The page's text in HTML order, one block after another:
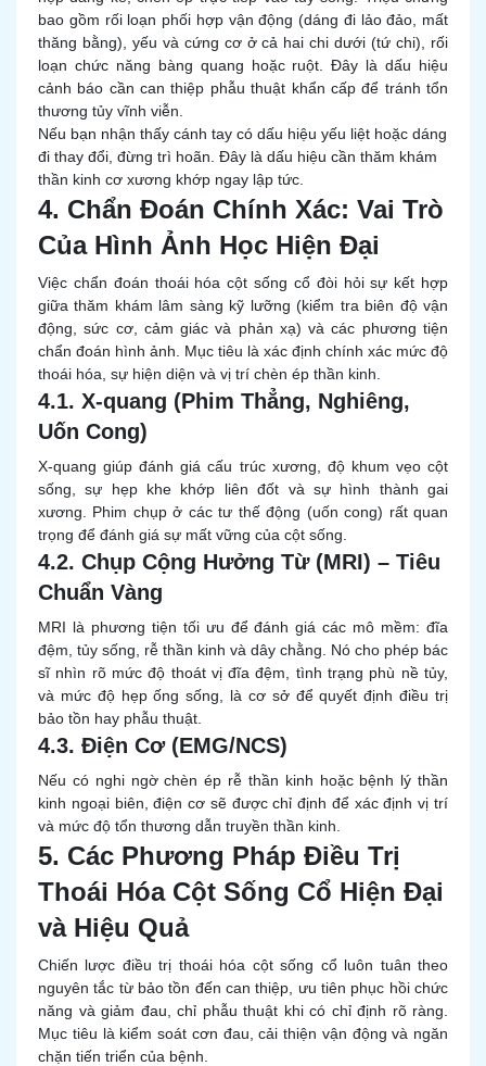
bao gồm rối loạn phối hợp vận động (dáng đi lảo đảo, mất
thăng bằng), yếu và cứng cơ ở cả hai chi dưới (tứ chi), rối
loạn chức năng bàng quang hoặc ruột. Đây là dấu hiệu
cảnh báo cần can thiệp phẫu thuật khẩn cấp để tránh tổn
thương tủy vĩnh viễn.
Nếu bạn nhận thấy cánh tay có dấu hiệu yếu liệt hoặc dáng
đi thay đổi, đừng trì hoãn. Đây là dấu hiệu cần thăm khám
thần kinh cơ xương khớp ngay lập tức.
4. Chẩn Đoán Chính Xác: Vai Trò
Của Hình Ảnh Học Hiện Đại
Việc chẩn đoán thoái hóa cột sống cổ đòi hỏi sự kết hợp
giữa thăm khám lâm sàng kỹ lưỡng (kiểm tra biên độ vận
động, sức cơ, cảm giác và phản xạ) và các phương tiện
chẩn đoán hình ảnh. Mục tiêu là xác định chính xác mức độ
thoái hóa, sự hiện diện và vị trí chèn ép thần kinh.
4.1. X-quang (Phim Thẳng, Nghiêng,
Uốn Cong)
X-quang giúp đánh giá cấu trúc xương, độ khum vẹo cột
sống, sự hẹp khe khớp liên đốt và sự hình thành gai
xương. Phim chụp ở các tư thế động (uốn cong) rất quan
trọng để đánh giá sự mất vững của cột sống.
4.2. Chụp Cộng Hưởng Từ (MRI) – Tiêu
Chuẩn Vàng
MRI là phương tiện tối ưu để đánh giá các mô mềm: đĩa
đệm, tủy sống, rễ thần kinh và dây chằng. Nó cho phép bác
sĩ nhìn rõ mức độ thoát vị đĩa đệm, tình trạng phù nề tủy,
và mức độ hẹp ống sống, là cơ sở để quyết định điều trị
bảo tồn hay phẫu thuật.
4.3. Điện Cơ (EMG/NCS)
Nếu có nghi ngờ chèn ép rễ thần kinh hoặc bệnh lý thần
kinh ngoại biên, điện cơ sẽ được chỉ định để xác định vị trí
và mức độ tổn thương dẫn truyền thần kinh.
5. Các Phương Pháp Điều Trị
Thoái Hóa Cột Sống Cổ Hiện Đại
và Hiệu Quả
Chiến lược điều trị thoái hóa cột sống cổ luôn tuân theo
nguyên tắc từ bảo tồn đến can thiệp, ưu tiên phục hồi chức
năng và giảm đau, chỉ phẫu thuật khi có chỉ định rõ ràng.
Mục tiêu là kiểm soát cơn đau, cải thiện vận động và ngăn
chặn tiến triển của bệnh.